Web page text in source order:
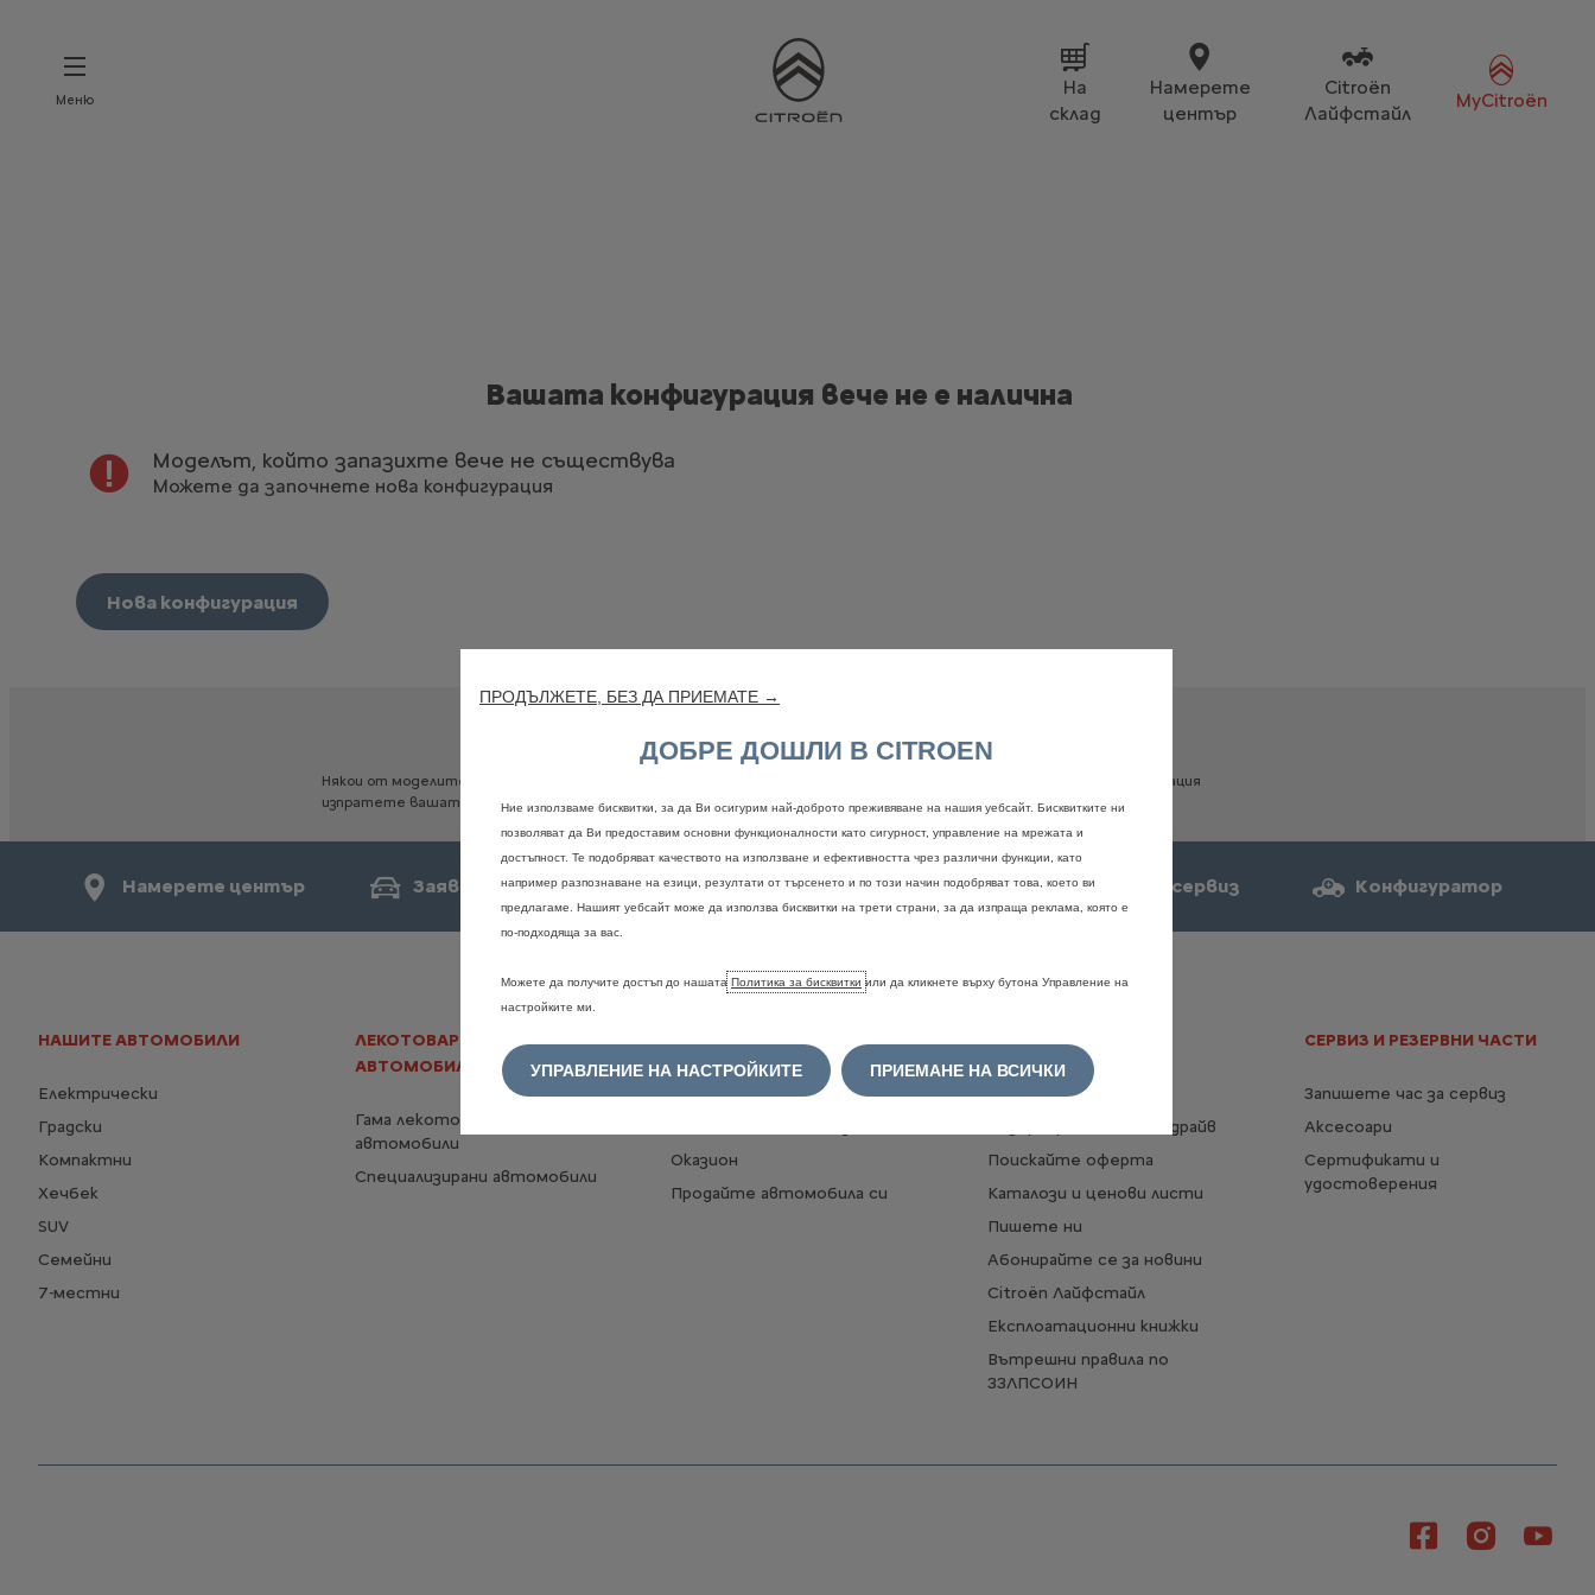
Меню
На
склад
Намерете
център
Citroën
Лайфстайл
MyCitroën
Вашата конфигурация вече не е налична
Моделът, който запазихте вече не съществува
Можете да започнете нова конфигурация
Нова конфигурация
Някои от моделите,
информация
изпратете вашата конфигурация на дилър.
Намерете център Заявете тест драйв Поискайте оферта Запазете час за сервиз Конфигуратор
НАШИТЕ АВТОМОБИЛИ
Електрически
Градски
Компактни
Хечбек
SUV
Семейни
7-местни
ЛЕКОТОВАРНИ
АВТОМОБИЛИ
Гама лекотоварни
автомобили
Специализирани автомобили
НАМЕРЕТЕ ВАШИЯ CITROËN
Конфигурирайте
Оказион
Продайте автомобила си
БЪРЗИ ВРЪЗКИ
Намерете център
Резервирайте тест драйв
Поискайте оферта
Каталози и ценови листи
Пишете ни
Абонирайте се за новини
Citroën Лайфстайл
Експлоатационни книжки
Вътрешни правила по
ЗЗЛПСОИН
СЕРВИЗ И РЕЗЕРВНИ ЧАСТИ
Запишете час за сервиз
Аксесоари
Сертификати и
удостоверения
ПРОДЪЛЖЕТЕ, БЕЗ ДА ПРИЕМАТЕ →
ДОБРЕ ДОШЛИ В CITROEN
Ние използваме бисквитки, за да Ви осигурим най-доброто преживяване на нашия уебсайт. Бисквитките ни
позволяват да Ви предоставим основни функционалности като сигурност, управление на мрежата и
достъпност. Те подобряват качеството на използване и ефективността чрез различни функции, като
например разпознаване на езици, резултати от търсенето и по този начин подобряват това, което ви
предлагаме. Нашият уебсайт може да използва бисквитки на трети страни, за да изпраща реклама, която е
по-подходяща за вас.
Можете да получите достъп до нашата Политика за бисквитки или да кликнете върху бутона Управление на
настройките ми.
УПРАВЛЕНИЕ НА НАСТРОЙКИТЕ ПРИЕМАНЕ НА ВСИЧКИ